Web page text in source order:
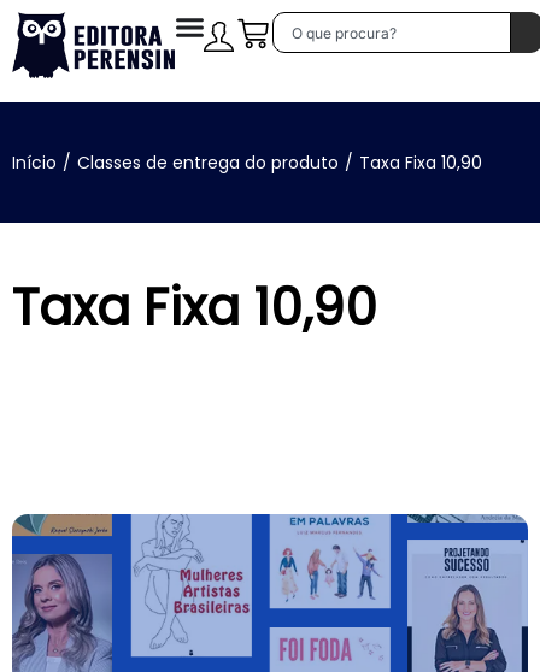
Início / Classes de entrega do produto / Taxa Fixa 10,90
Taxa Fixa 10,90